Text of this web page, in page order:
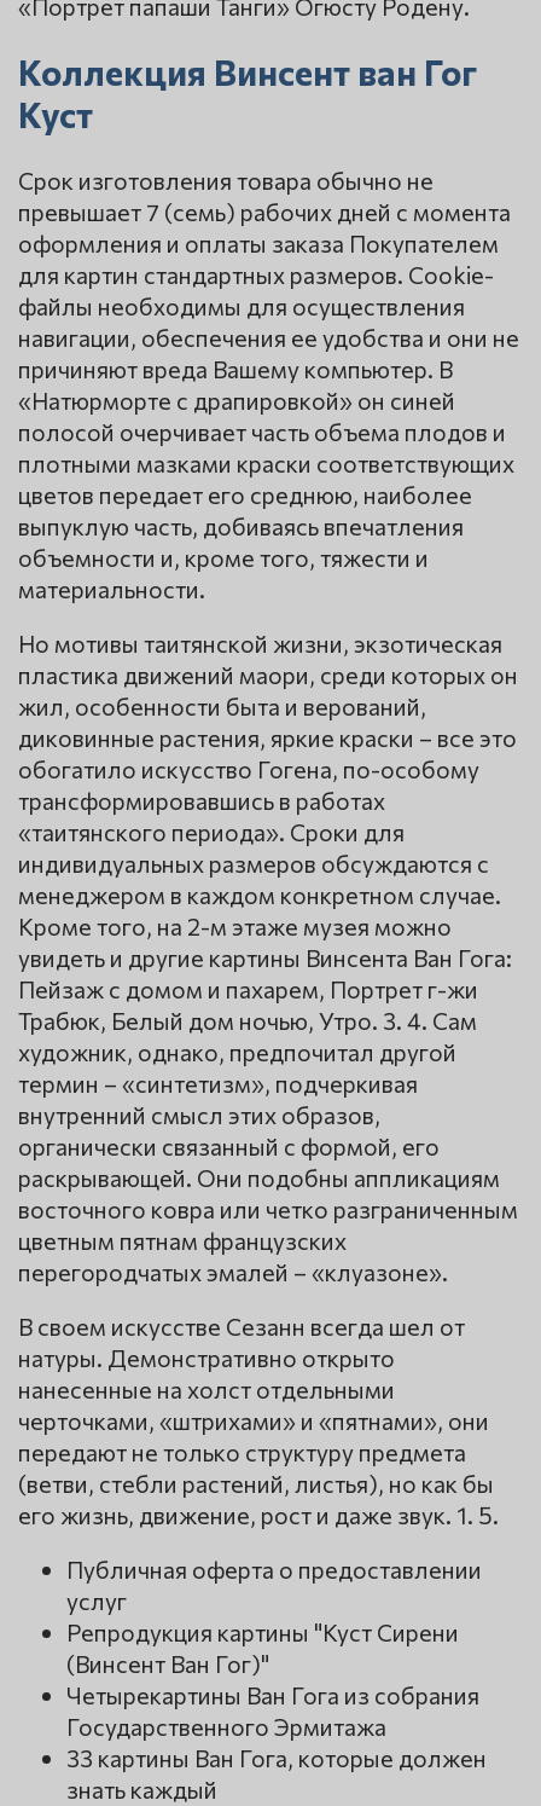
«Портрет папаши Танги» Огюсту Родену.
Коллекция Винсент ван Гог
Куст
Срок изготовления товара обычно не
превышает 7 (семь) рабочих дней с момента
оформления и оплаты заказа Покупателем
для картин стандартных размеров. Сookie-
файлы необходимы для осуществления
навигации, обеспечения ее удобства и они не
причиняют вреда Вашему компьютер. В
«Натюрморте с драпировкой» он синей
полосой очерчивает часть объема плодов и
плотными мазками краски соответствующих
цветов передает его среднюю, наиболее
выпуклую часть, добиваясь впечатления
объемности и, кроме того, тяжести и
материальности.
Но мотивы таитянской жизни, экзотическая
пластика движений маори, среди которых он
жил, особенности быта и верований,
диковинные растения, яркие краски – все это
обогатило искусство Гогена, по-особому
трансформировавшись в работах
«таитянского периода». Сроки для
индивидуальных размеров обсуждаются с
менеджером в каждом конкретном случае.
Кроме того, на 2-м этаже музея можно
увидеть и другие картины Винсента Ван Гога:
Пейзаж с домом и пахарем, Портрет г-жи
Трабюк, Белый дом ночью, Утро. 3. 4. Сам
художник, однако, предпочитал другой
термин – «синтетизм», подчеркивая
внутренний смысл этих образов,
органически связанный с формой, его
раскрывающей. Они подобны аппликациям
восточного ковра или четко разграниченным
цветным пятнам французских
перегородчатых эмалей – «клуазоне».
В своем искусстве Сезанн всегда шел от
натуры. Демонстративно открыто
нанесенные на холст отдельными
черточками, «штрихами» и «пятнами», они
передают не только структуру предмета
(ветви, стебли растений, листья), но как бы
его жизнь, движение, рост и даже звук. 1. 5.
Публичная оферта о предоставлении
услуг
Репродукция картины "Куст Сирени
(Винсент Ван Гог)"
Четырекартины Ван Гога из собрания
Государственного Эрмитажа
33 картины Ван Гога, которые должен
знать каждый